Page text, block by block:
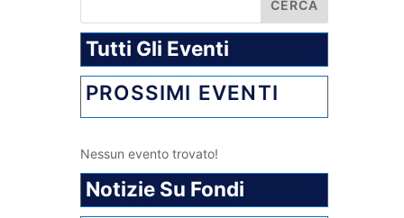
Tutti Gli Eventi
PROSSIMI EVENTI
Nessun evento trovato!
Notizie Su Fondi